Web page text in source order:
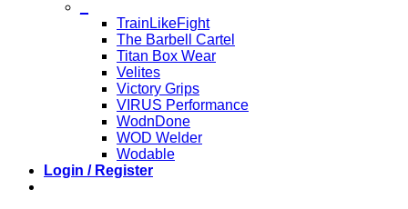
TrainLikeFight
The Barbell Cartel
Titan Box Wear
Velites
Victory Grips
VIRUS Performance
WodnDone
WOD Welder
Wodable
Login / Register